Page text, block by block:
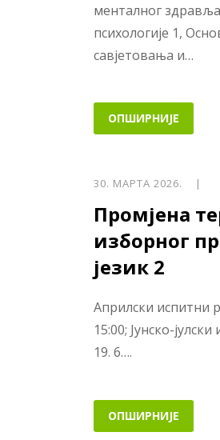
менталног
психологије 1,
савјетовања и…
ОПШИРНИЈЕ
30. МАРТА 2026. |
Промјена
изборног
језик 2
Априлски испитни
15:00; Јунско-
19. 6….
ОПШИРНИЈЕ